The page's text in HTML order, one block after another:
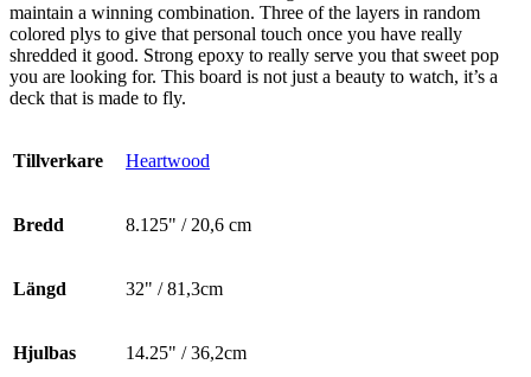
maintain a winning combination. Three of the layers in random
colored plys to give that personal touch once you have really
shredded it good. Strong epoxy to really serve you that sweet pop
you are looking for. This board is not just a beauty to watch, it’s a
deck that is made to fly.
Tillverkare Heartwood
Bredd 8.125" / 20,6 cm
Längd 32" / 81,3cm
Hjulbas 14.25" / 36,2cm